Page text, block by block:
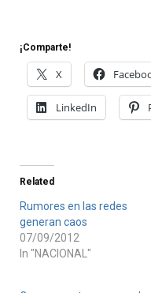
¡Comparte!
X
LinkedIn
Related
Rumores en las redes
generan caos
07/09/2012
In "NACIONAL"